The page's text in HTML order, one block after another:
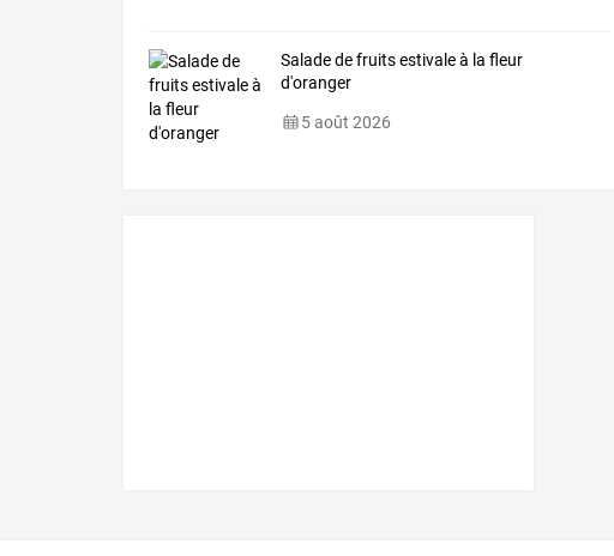
Salade de fruits estivale à la fleur
d'oranger
5 août 2026